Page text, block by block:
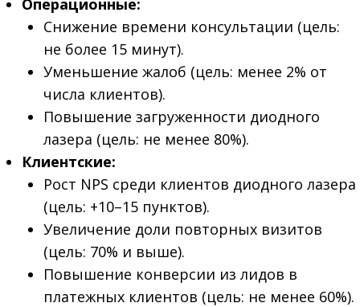
Операционные:
Снижение времени консультации (цель:
не более 15 минут).
Уменьшение жалоб (цель: менее 2% от
числа клиентов).
Повышение загруженности диодного
лазера (цель: не менее 80%).
Клиентские:
Рост NPS среди клиентов диодного лазера
(цель: +10–15 пунктов).
Увеличение доли повторных визитов
(цель: 70% и выше).
Повышение конверсии из лидов в
платежных клиентов (цель: не менее 60%).